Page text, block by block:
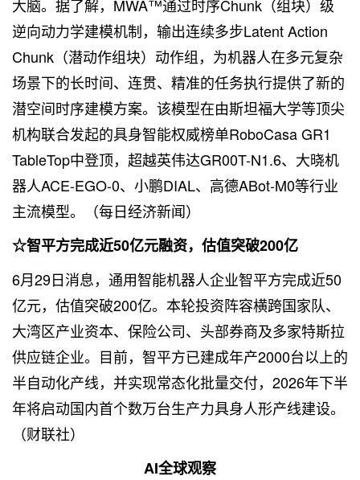
大脑。据了解，MWA™通过时序Chunk（组块）级
逆向动力学建模机制，输出连续多步Latent Action
Chunk（潜动作组块）动作组，为机器人在多元复杂
场景下的长时间、连贯、精准的任务执行提供了新的
潜空间时序建模方案。该模型在由斯坦福大学等顶尖
机构联合发起的具身智能权威榜单RoboCasa GR1
TableTop中登顶，超越英伟达GR00T-N1.6、大晓机
器人ACE-EGO-0、小鹏DIAL、高德ABot-M0等行业
主流模型。（每日经济新闻）
☆智平方完成近50亿元融资，估值突破200亿
6月29日消息，通用智能机器人企业智平方完成近50
亿元，估值突破200亿。本轮投资阵容横跨国家队、
大湾区产业资本、保险公司、头部券商及多家特斯拉
供应链企业。目前，智平方已建成年产2000台以上的
半自动化产线，并实现常态化批量交付，2026年下半
年将启动国内首个数万台生产力具身人形产线建设。
（财联社）
AI全球观察